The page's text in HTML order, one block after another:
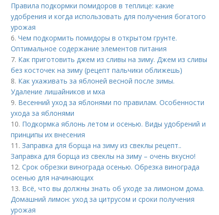
Правила подкормки помидоров в теплице: какие
удобрения и когда использовать для получения богатого
урожая
6.Чем подкормить помидоры в открытом грунте.
Оптимальное содержание элементов питания
7. Как приготовить джем из сливы на зиму. Джем из сливы
без косточек на зиму (рецепт пальчики оближешь)
8. Как ухаживать за яблоней весной после зимы.
Удаление лишайников и мха
9. Весенний уход за яблонями по правилам. Особенности
ухода за яблонями
10. Подкормка яблонь летом и осенью. Виды удобрений и
принципы их внесения
11.Заправка для борща на зиму из свеклы рецепт..
Заправка для борща из свеклы на зиму – очень вкусно!
12.Срок обрезки винограда осенью. Обрезка винограда
осенью для начинающих
13. Всё, что вы должны знать об уходе за лимоном дома.
Домашний лимон: уход за цитрусом и сроки получения
урожая